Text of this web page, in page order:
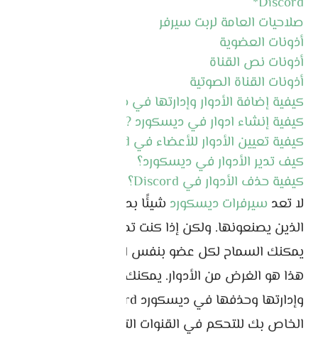
صلاحيات العامة لربت سيرفر
أذونات العضوية
أذونات نص القناة
أذونات القناة الصوتية
كيفية إضافة الأدوار وإدارتها في ديسكورد
كيفية إنشاء ادوار في ديسكورد ?
كيفية تعيين الأدوار للأعضاء في Discord ؟
كيف تدير الأدوار في ديسكورد؟
كيفية حذف الأدوار في Discord؟
لا تعد سيرفرات ديسكورد شيئًا بدون المستخدمين
يمكنك السماح لكل عضو بنفس الأذونات والصلاحيات.
هذا هو الغرض من الأدوار. يمكنك إضافة الأدوار
الخاص بك للتحكم في القنوات التي يمكنهم الدردشة